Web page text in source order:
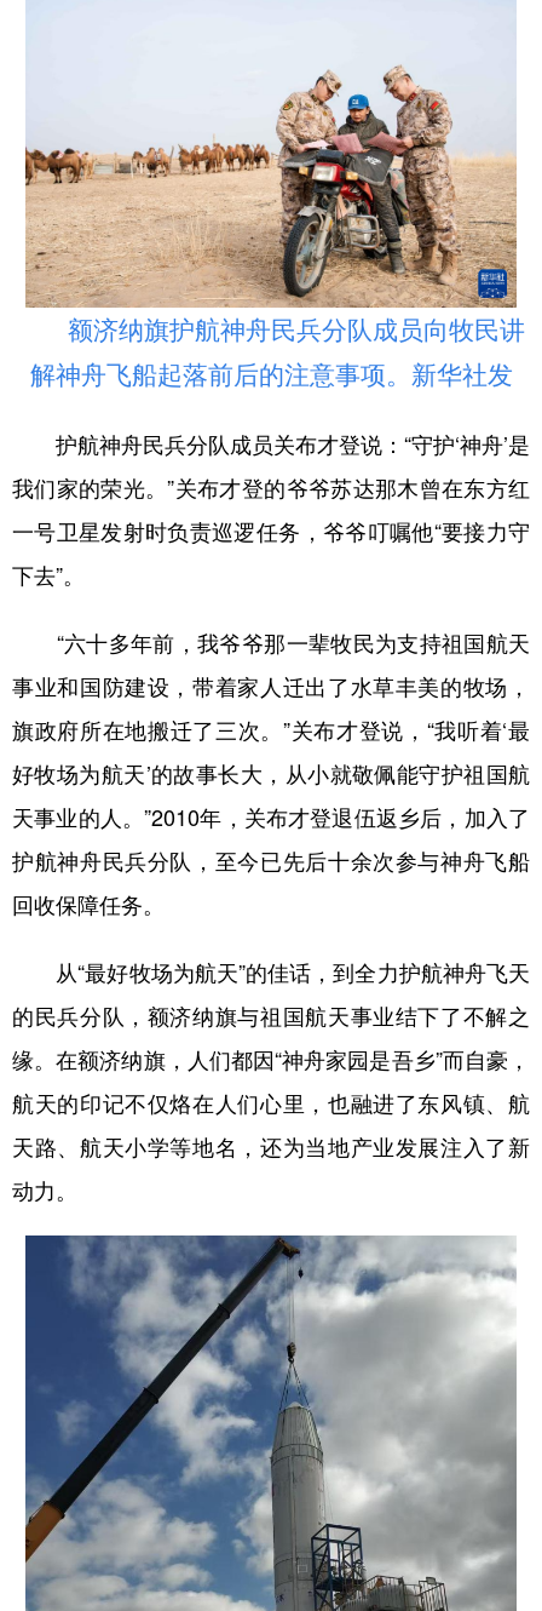
青海
内蒙古 黑龙江
多语种频道
English Español Français عربى
Русский язык 日本語 한국어
Deutsch Português
额济纳旗护航神舟民兵分队成员向牧民讲
解神舟飞船起落前后的注意事项。新华社发
护航神舟民兵分队成员关布才登说：“守护‘神舟’是
我们家的荣光。”关布才登的爷爷苏达那木曾在东方红
一号卫星发射时负责巡逻任务，爷爷叮嘱他“要接力守
下去”。
“六十多年前，我爷爷那一辈牧民为支持祖国航天
事业和国防建设，带着家人迁出了水草丰美的牧场，
旗政府所在地搬迁了三次。”关布才登说，“我听着‘最
好牧场为航天’的故事长大，从小就敬佩能守护祖国航
天事业的人。”2010年，关布才登退伍返乡后，加入了
护航神舟民兵分队，至今已先后十余次参与神舟飞船
回收保障任务。
从“最好牧场为航天”的佳话，到全力护航神舟飞天
的民兵分队，额济纳旗与祖国航天事业结下了不解之
缘。在额济纳旗，人们都因“神舟家园是吾乡”而自豪，
航天的印记不仅烙在人们心里，也融进了东风镇、航
天路、航天小学等地名，还为当地产业发展注入了新
动力。